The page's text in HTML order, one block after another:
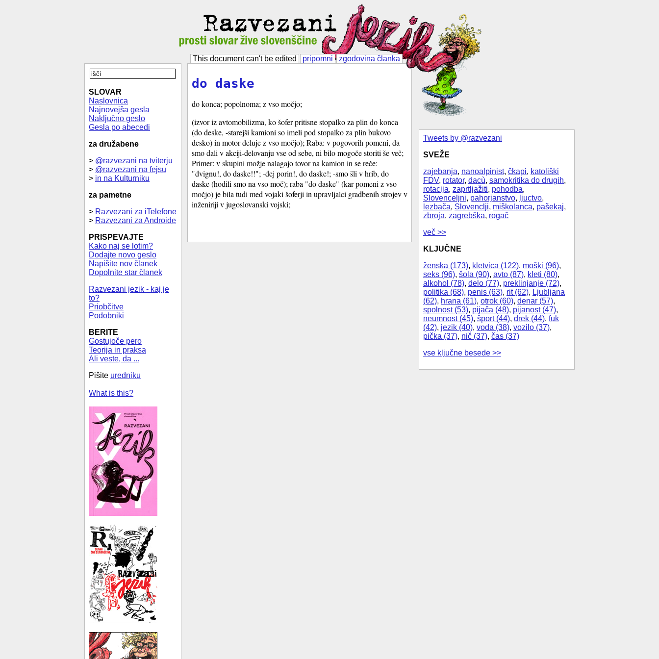
This document can't be edited pripomni zgodovina članka
Tweets by @razvezani
SVEŽE
zajebanja, nanoalpinist, čkapi, katoliški
FDV, rotator, dacù, samokritika do drugih,
rotacija, zaprtljažiti, pohodba,
Slovenceljni, pahorjanstvo, ljuctvo,
lezbača, Slovenclji, miškolanca, pašekaj,
zbroja, zagrebška, rogač
več >>
KLJUČNE
ženska (173), kletvica (122), moški (96),
seks (96), šola (90), avto (87), kleti (80),
alkohol (78), delo (77), preklinjanje (72),
politika (68), penis (63), rit (62), Ljubljana
(62), hrana (61), otrok (60), denar (57),
spolnost (53), pijača (48), pijanost (47),
neumnost (45), šport (44), drek (44), fuk
(42), jezik (40), voda (38), vozilo (37),
pička (37), nič (37), čas (37)
vse ključne besede >>
SLOVAR
Naslovnica
Najnovejša gesla
Naključno geslo
Gesla po abecedi
za družabene
> @razvezani na tviterju
> @razvezani na fejsu
> in na Kulturniku
za pametne
> Razvezani za iTelefone
> Razvezani za Androide
PRISPEVAJTE
Kako naj se lotim?
Dodajte novo geslo
Napišite nov članek
Dopolnite star članek
Razvezani jezik - kaj je
to?
Priobčitve
Podobniki
BERITE
Gostujoče pero
Teorija in praksa
Ali veste, da ...
Pišite uredniku
What is this?
do daske
do konca; popolnoma; z vso močjo;
(izvor iz avtomobilizma, ko šofer pritisne stopalko za plin do konca
(do deske, -starejši kamioni so imeli pod stopalko za plin bukovo
desko) in motor deluje z vso močjo); Raba: v pogovorih pomeni, da
smo dali v akciji-delovanju vse od sebe, ni bilo mogoče storiti še več;
Primer: v skupini možje nalagajo tovor na kamion in se reče:
"dvignu!, do daske!!"; -dej porin!, do daske!; -smo šli v hrib, do
daske (hodili smo na vso moč); raba "do daske" (kar pomeni z vso
močjo) je bila tudi med vojaki šoferji in upravljalci gradbenih strojev v
inženiriji v jugoslovanski vojski;